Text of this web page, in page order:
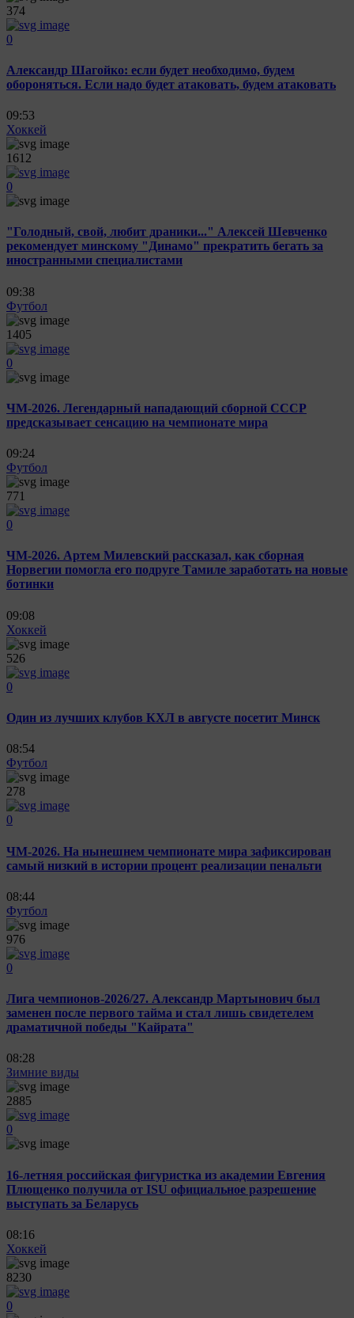
374
0
Александр Шагойко: если будет необходимо, будем
обороняться. Если надо будет атаковать, будем атаковать
09:53
Хоккей
1612
0
"Голодный, свой, любит драники..." Алексей Шевченко
рекомендует минскому "Динамо" прекратить бегать за
иностранными специалистами
09:38
Футбол
1405
0
ЧМ-2026. Легендарный нападающий сборной СССР
предсказывает сенсацию на чемпионате мира
09:24
Футбол
771
0
ЧМ-2026. Артем Милевский рассказал, как сборная
Норвегии помогла его подруге Тамиле заработать на новые
ботинки
09:08
Хоккей
526
0
Один из лучших клубов КХЛ в августе посетит Минск
08:54
Футбол
278
0
ЧМ-2026. На нынешнем чемпионате мира зафиксирован
самый низкий в истории процент реализации пенальти
08:44
Футбол
976
0
Лига чемпионов-2026/27. Александр Мартынович был
заменен после первого тайма и стал лишь свидетелем
драматичной победы "Кайрата"
08:28
Зимние виды
2885
0
16-летняя российская фигуристка из академии Евгения
Плющенко получила от ISU официальное разрешение
выступать за Беларусь
08:16
Хоккей
8230
0